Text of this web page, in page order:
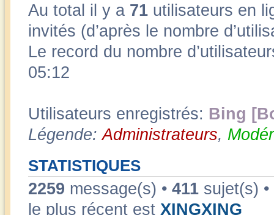
Au total il y a 71 utilisateurs en
invités (d’après le nombre
Le record du nombre
05:12
Utilisateurs enregistrés: Bing
Légende:Administrateurs,
STATISTIQUES
2259 message(s) • 411 sujet(s) •
le plus récent est XINGXING